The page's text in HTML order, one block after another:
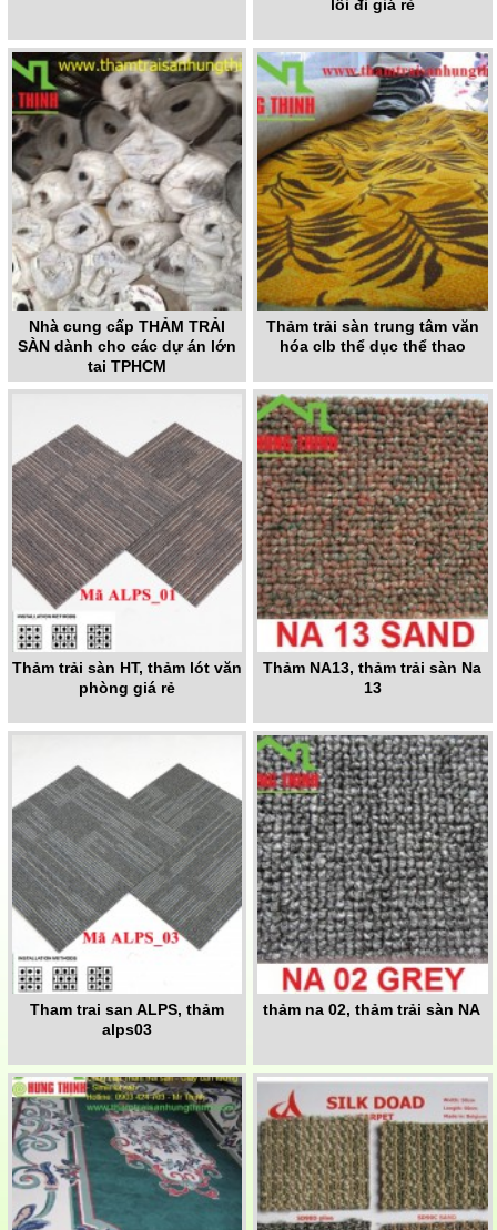
lối đi giá rẻ
Nhà cung cấp THẢM TRẢI
SÀN dành cho các dự án lớn
tại TPHCM
Thảm trải sàn trung tâm văn
hóa clb thể dục thể thao
Thảm trải sàn HT, thảm lót văn
phòng giá rẻ
Thảm NA13, thảm trải sàn Na
13
Tham trai san ALPS, thảm
alps03
thảm na 02, thảm trải sàn NA